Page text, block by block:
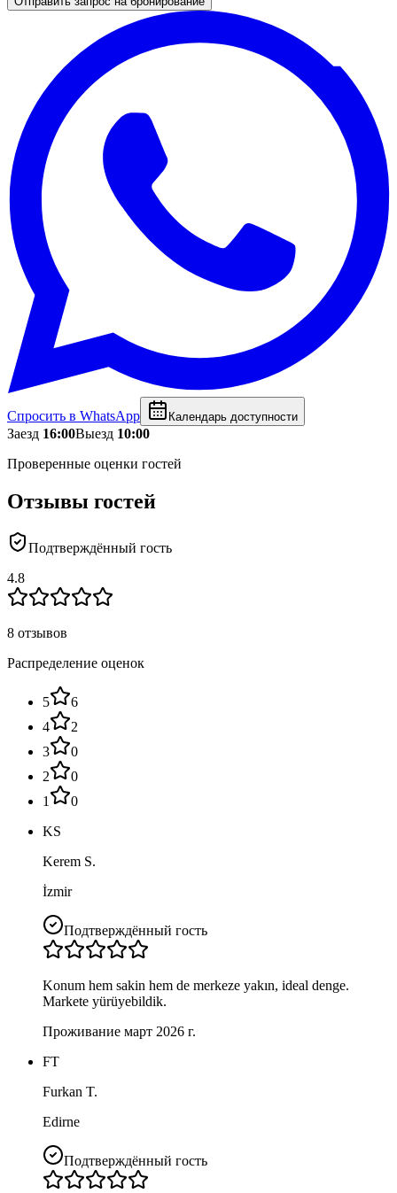
Спросить в WhatsApp Календарь доступности
Заезд 16:00Выезд 10:00
Проверенные оценки гостей
Отзывы гостей
Подтверждённый гость
4.8
8 отзывов
Распределение оценок
5
6
4
2
3
0
2
0
1
0
KS
Kerem S.
İzmir
Подтверждённый гость
Konum hem sakin hem de merkeze yakın, ideal denge.
Markete yürüyebildik.
Проживание март 2026 г.
FT
Furkan T.
Edirne
Подтверждённый гость